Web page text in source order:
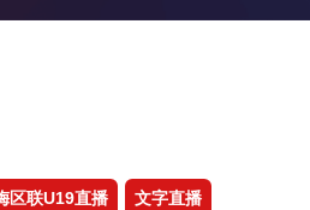
区联U19直播 文字直播